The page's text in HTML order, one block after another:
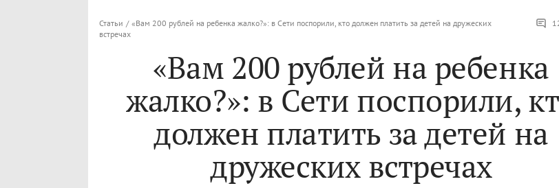
Статьи / «Вам 200 рублей на ребенка жалко?»: в Сети поспорили, кто должен платить за детей на дружеских
встречах
«Вам 200 рублей на ребенка
жалко?»: в Сети поспорили,
должен платить за детей на
дружеских встречах